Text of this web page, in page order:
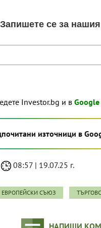
Investor.bg и в Google
източници в
08:57 | 19.07.25 г.
ЕВРОПЕЙСКИ СЪЮЗ
НАПИШИ